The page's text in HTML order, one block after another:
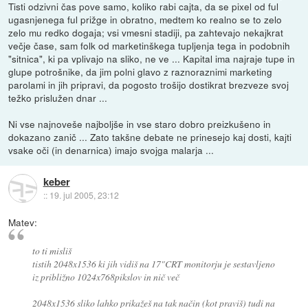
Tisti odzivni čas pove samo, koliko rabi cajta, da se pixel od ful
ugasnjenega ful prižge in obratno, medtem ko realno se to zelo
zelo mu redko dogaja; vsi vmesni stadiji, pa zahtevajo nekajkrat
večje čase, sam folk od marketinškega tupljenja tega in podobnih
"sitnica", ki pa vplivajo na sliko, ne ve ... Kapital ima najraje tupe in
glupe potrošnike, da jim polni glavo z raznoraznimi marketing
parolami in jih pripravi, da pogosto trošijo dostikrat brezveze svoj
težko prislužen dnar ...
Ni vse najnoveše najboljše in vse staro dobro preizkušeno in
dokazano zanič ... Zato takšne debate ne prinesejo kaj dosti, kajti
vsake oči (in denarnica) imajo svojga malarja ...
keber
:: 19. jul 2005, 23:12
Matev:
to ti misliš
tistih 2048x1536 ki jih vidiš na 17"CRT monitorju je sestavljeno
iz približno 1024x768pikslov in nič več
2048x1536 sliko lahko prikažeš na tak način (kot praviš) tudi na